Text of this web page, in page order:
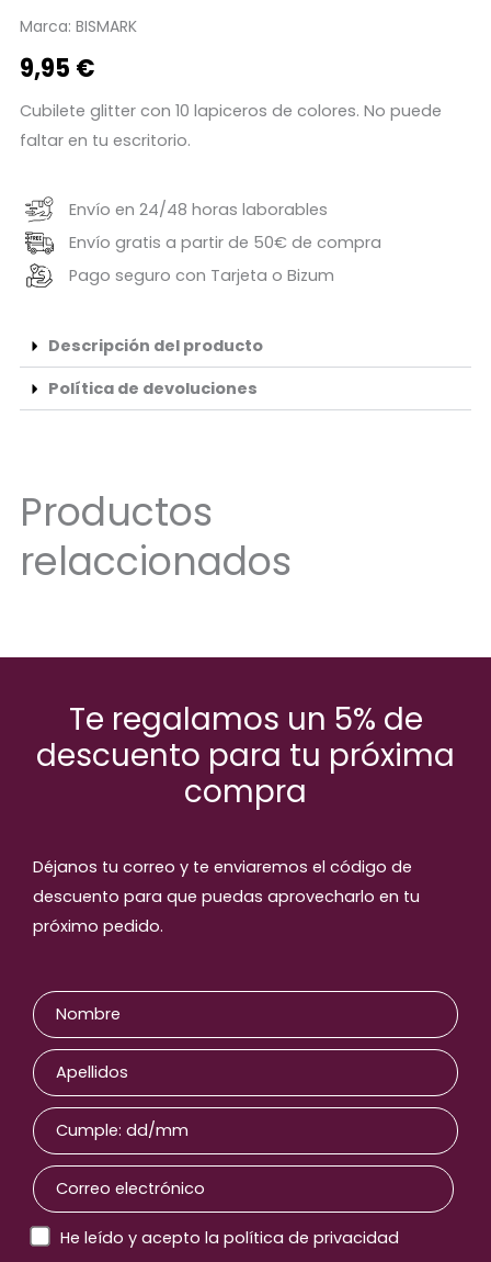
Marca: BISMARK
9,95 €
Cubilete glitter con 10 lapiceros de colores. No puede
faltar en tu escritorio.
Envío en 24/48 horas laborables
Envío gratis a partir de 50€ de compra
Pago seguro con Tarjeta o Bizum
Descripción del producto
Política de devoluciones
Productos
relaccionados
Te regalamos un 5% de
descuento para tu próxima
compra
Déjanos tu correo y te enviaremos el código de
descuento para que puedas aprovecharlo en tu
próximo pedido.
He leído y acepto la política de privacidad